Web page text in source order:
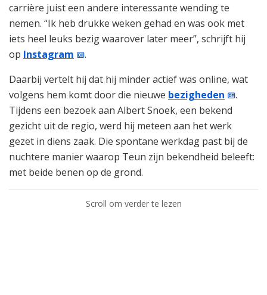
carrière juist een andere interessante wending te
nemen. “Ik heb drukke weken gehad en was ook met
iets heel leuks bezig waarover later meer”, schrijft hij
op Instagram
.
Daarbij vertelt hij dat hij minder actief was online, wat
volgens hem komt door die nieuwe bezigheden
.
Tijdens een bezoek aan Albert Snoek, een bekend
gezicht uit de regio, werd hij meteen aan het werk
gezet in diens zaak. Die spontane werkdag past bij de
nuchtere manier waarop Teun zijn bekendheid beleeft:
met beide benen op de grond.
Scroll om verder te lezen